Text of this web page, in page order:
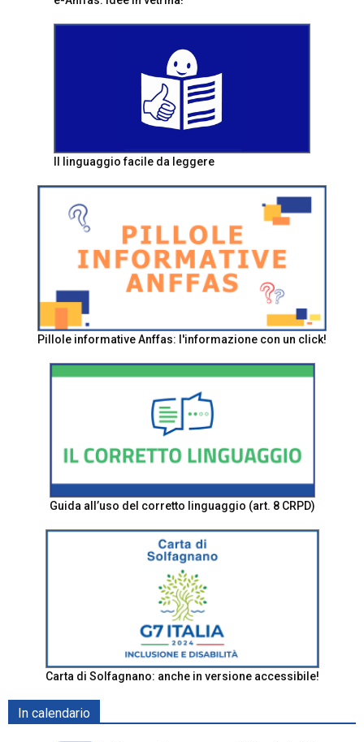
Il linguaggio facile da leggere
Pillole informative Anffas: l'informazione con un click!
Guida all’uso del corretto linguaggio (art. 8 CRPD)
Carta di Solfagnano: anche in versione accessibile!
In calendario